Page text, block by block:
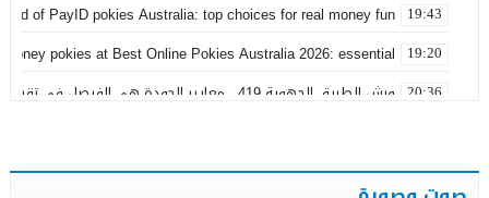
19:43
of PayID pokies Australia: top choices for real money fun
19:20
pokies at Best Online Pokies Australia 2026: essential
20:36 ورش الطريق الجهوية 419.. معايير الجودة هي الفيصل في تقييم مشاريع البنية التحتية
01:34 فتح الأظرفة الخاصة بمشروع تهيئة مركز جماعة عين معطوف بكلفة تناهز 22.86